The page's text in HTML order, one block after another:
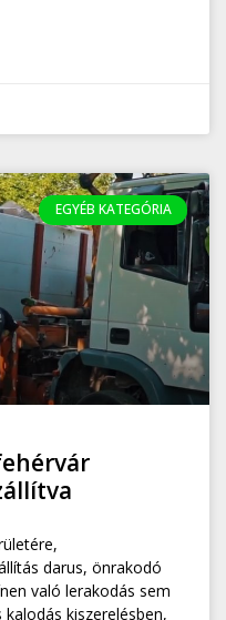
EGYÉB KATEGÓRIA
darus, önrakodó
való lerakodás sem
kiszerelésben,